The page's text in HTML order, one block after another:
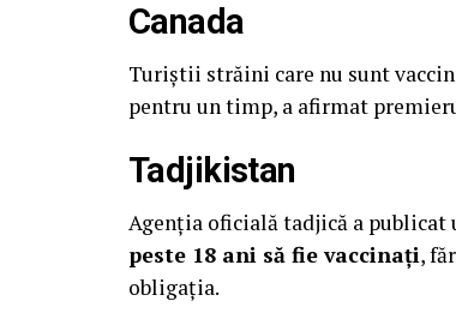
Canada
Turiştii străini care nu sunt
pentru un timp, a afirmat
Tadjikistan
Agenția oficială tadjică a publicat
peste 18 ani să fie vaccinați,
obligația.